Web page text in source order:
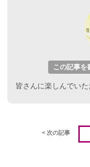
この記事を
皆さんに楽しんでい
< 次の記事